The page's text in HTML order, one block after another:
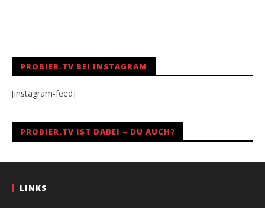
PROBIER.TV BEI INSTAGRAM
[instagram-feed]
PROBIER.TV IST DABEI – DU AUCH?
LINKS